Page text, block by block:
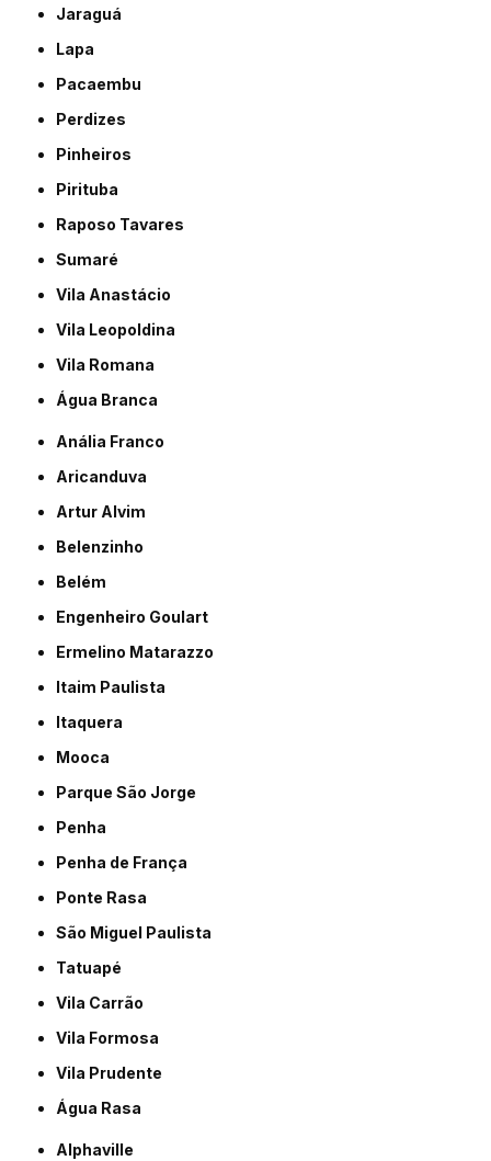
Jaraguá
Lapa
Pacaembu
Perdizes
Pinheiros
Pirituba
Raposo Tavares
Sumaré
Vila Anastácio
Vila Leopoldina
Vila Romana
Água Branca
Anália Franco
Aricanduva
Artur Alvim
Belenzinho
Belém
Engenheiro Goulart
Ermelino Matarazzo
Itaim Paulista
Itaquera
Mooca
Parque São Jorge
Penha
Penha de França
Ponte Rasa
São Miguel Paulista
Tatuapé
Vila Carrão
Vila Formosa
Vila Prudente
Água Rasa
Alphaville